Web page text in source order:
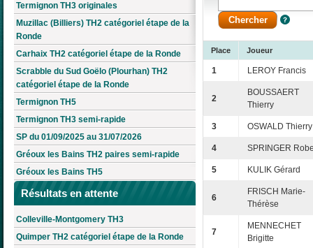
Termignon TH3 originales
Muzillac (Billiers) TH2 catégoriel étape de la
Ronde
Carhaix TH2 catégoriel étape de la Ronde
Scrabble du Sud Goëlo (Plourhan) TH2
catégoriel étape de la Ronde
Termignon TH5
Termignon TH3 semi-rapide
SP du 01/09/2025 au 31/07/2026
Gréoux les Bains TH2 paires semi-rapide
Gréoux les Bains TH5
Résultats en attente
Colleville-Montgomery TH3
Quimper TH2 catégoriel étape de la Ronde
Place Joueur
1 LEROY Francis
2
BOUSSAERT
Thierry
3 OSWALD Thierry
4 SPRINGER
5 KULIK Gérard
6
FRISCH Marie-
Thérèse
7
MENNECHET
Brigitte